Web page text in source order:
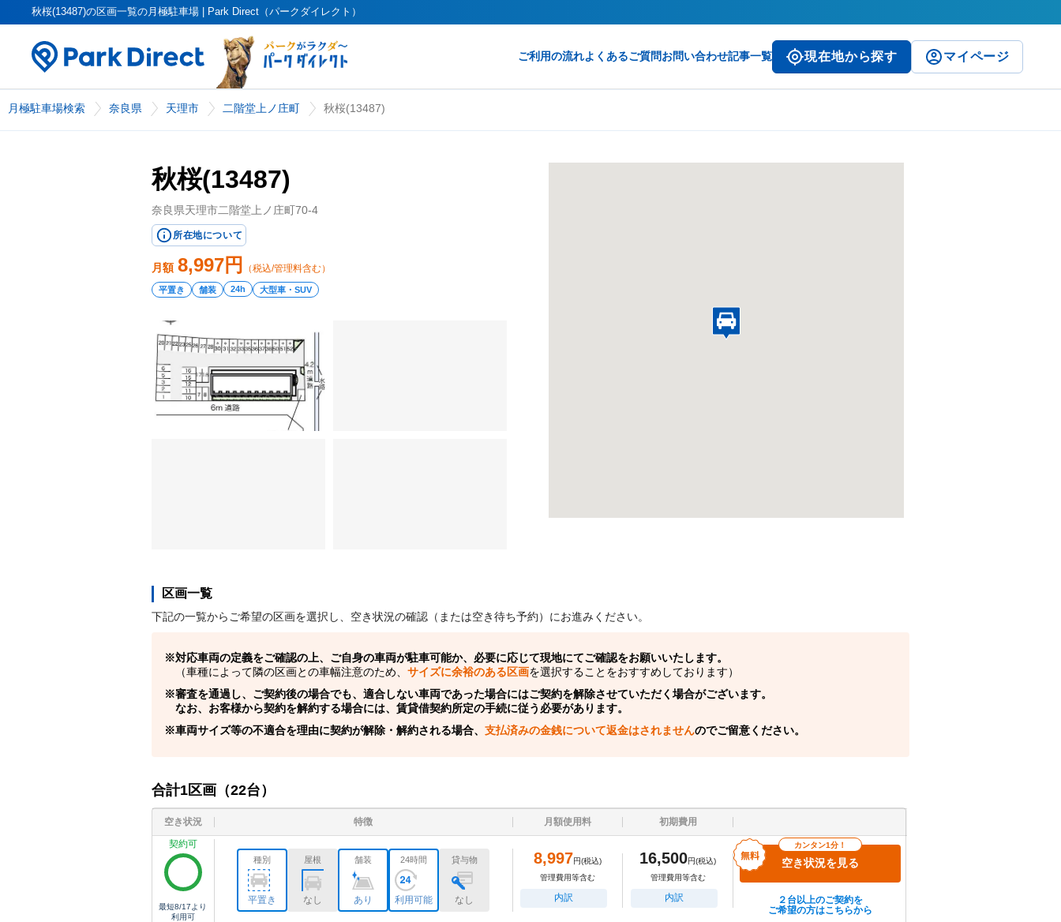
秋桜(13487)の区画一覧の月極駐車場 | Park Direct（パークダイレクト）
ご利用の流れよくあるご質問お問い合わせ記事一覧 現在地から探す マイページ
月極駐車場検索 奈良県 天理市 二階堂上ノ庄町 秋桜(13487)
秋桜(13487)
奈良県天理市二階堂上ノ庄町70-4
所在地について
月額 8,997円 （税込/管理料含む）
平置き 舗装 24h 大型車・SUV
区画一覧
下記の一覧からご希望の区画を選択し、空き状況の確認（または空き待ち予約）にお進みください。
対応車両の定義をご確認の上、ご自身の車両が駐車可能か、必要に応じて現地にてご確認をお願いいたします。
（車種によって隣の区画との車幅注意のため、 サイズに余裕のある区画を選択することをおすすめしております）
審査を通過し、ご契約後の場合でも、適合しない車両であった場合にはご契約を解除させていただく場合がございます。
なお、お客様から契約を解約する場合には、賃貸借契約所定の手続に従う必要があります。
車両サイズ等の不適合を理由に契約が解除・解約される場合、 支払済みの金銭について返金はされませんのでご留意ください。
合計1区画（22台）
空き状況 特徴 月額使用料
初期費用
契約可
最短8/17 より
利用可
種別
平置き
屋根
なし
舗装
あり
24時間
利用可能
貸与物
なし
8,997円(税込)
管理費用等含む
内訳
16,500円(税込)
管理費用等含む
内訳
カンタン1分！
空き状況を見る
２台以上のご契約を
ご希望の方はこちらから